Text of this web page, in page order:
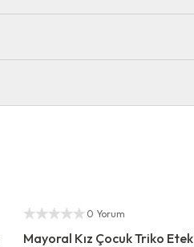
Yetkili Satıcı
0 Yorum
Mayoral Kız Çocuk Triko Etek 2'li